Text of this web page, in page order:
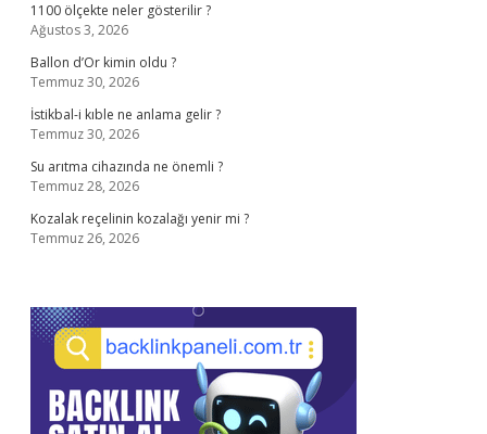
1100 ölçekte neler gösterilir ?
Ağustos 3, 2026
Ballon d’Or kimin oldu ?
Temmuz 30, 2026
İstikbal-i kıble ne anlama gelir ?
Temmuz 30, 2026
Su arıtma cihazında ne önemli ?
Temmuz 28, 2026
Kozalak reçelinin kozalağı yenir mi ?
Temmuz 26, 2026